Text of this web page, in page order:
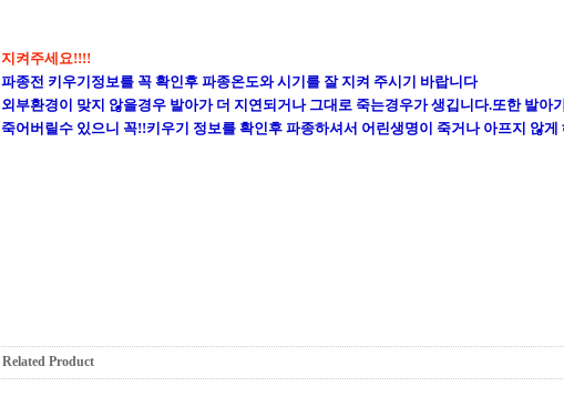
지켜주세요!!!!
파종전 키우기정보를 꼭 확인후 파종온도와 시기를 잘 지켜 주시기 바랍니다
외부환경이 맞지 않을경우 발아가 더 지연되거나 그대로 죽는경우가 생깁니다.또한 발아
죽어버릴수 있으니 꼭!!키우기 정보를 확인후 파종하셔서 어린생명이 죽거나 아프지 않게
Related Product